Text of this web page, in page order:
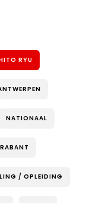
RYU
NATIONAAL
/ OPLEIDING